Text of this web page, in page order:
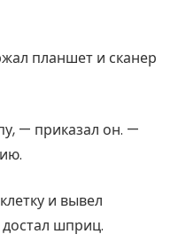
планшет и сканер
— приказал он. —
и вывел
достал шприц.